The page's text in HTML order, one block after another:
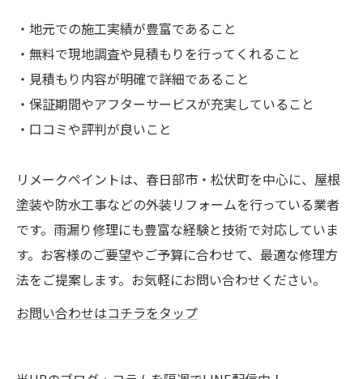
・地元での施工実績が豊富であること
・無料で現地調査や見積もりを行ってくれること
・見積もり内容が明確で詳細であること
・保証期間やアフターサービスが充実していること
・口コミや評判が良いこと
リメークペイントは、春日部市・松伏町を中心に、屋根
塗装や防水工事などの外装リフォームを行っている業者
です。雨漏り修理にも豊富な経験と技術で対応していま
す。お客様のご要望やご予算に合わせて、最適な修理方
法をご提案します。お気軽にお問い合わせください。
お問い合わせはコチラをタップ